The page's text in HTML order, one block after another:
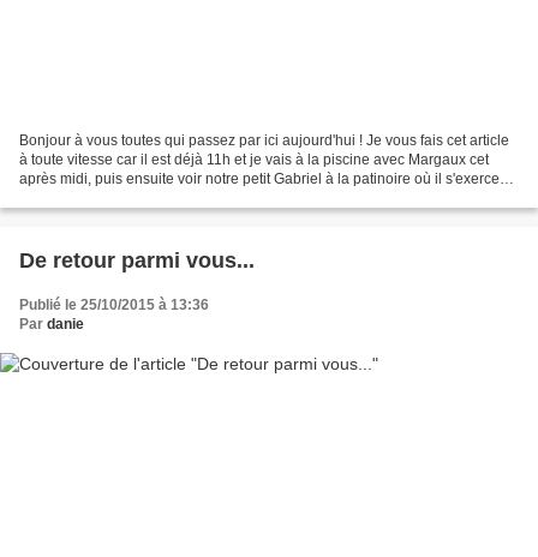
Bonjour à vous toutes qui passez par ici aujourd'hui ! Je vous fais cet article
à toute vitesse car il est déjà 11h et je vais à la piscine avec Margaux cet
après midi, puis ensuite voir notre petit Gabriel à la patinoire où il s'exerce
De retour parmi vous...
Publié le 25/10/2015 à 13:36
Par danie